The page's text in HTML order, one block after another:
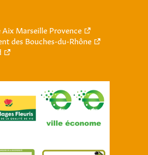
Marseille Provence
des Bouches-du-Rhône